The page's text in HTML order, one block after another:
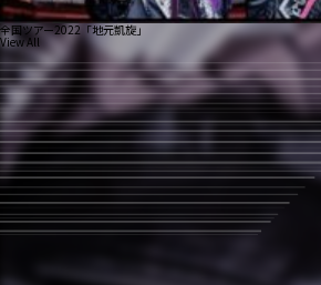
全国ツアー2022「地元凱旋」
View All